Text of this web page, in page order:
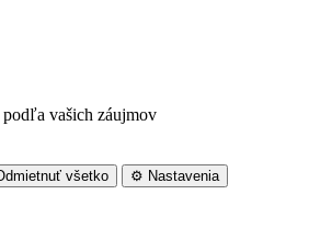
vašich záujmov
všetko ⚙️ Nastavenia